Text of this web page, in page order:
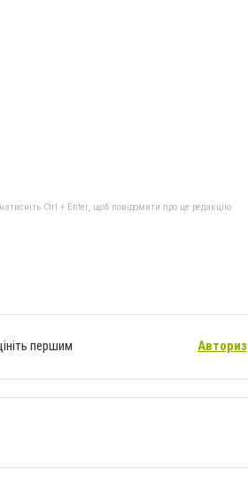
Ctrl + Enter, щоб повідомити про це редакцію
першим